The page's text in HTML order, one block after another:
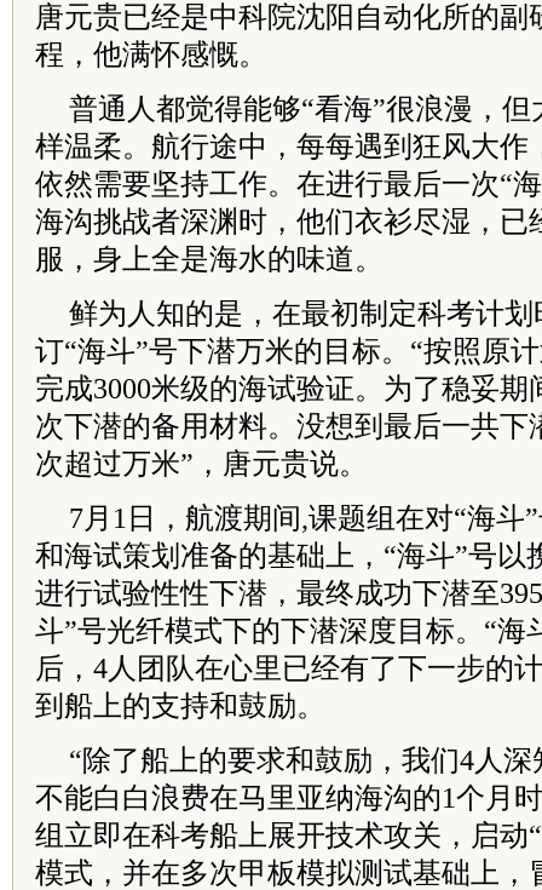
唐元贵已经是中科院沈阳自动化所的副
程，他满怀感慨。
普通人都觉得能够“看海”很浪漫，
样温柔。航行途中，每每遇到狂风大作
依然需要坚持工作。在进行最后一次“
海沟挑战者深渊时，他们衣衫尽湿，已
服，身上全是海水的味道。
鲜为人知的是，在最初制定科考计
订“海斗”号下潜万米的目标。“按照原
完成3000米级的海试验证。为了稳妥
次下潜的备用材料。没想到最后一共下
次超过万米”，唐元贵说。
7月1日，航渡期间,课题组在对“海斗
和海试策划准备的基础上，“海斗”号以
进行试验性性下潜，最终成功下潜至
斗”号光纤模式下的下潜深度目标。“海
后，4人团队在心里已经有了下一步的
到船上的支持和鼓励。
“除了船上的要求和鼓励，我们4人
不能白白浪费在马里亚纳海沟的1个月
组立即在科考船上展开技术攻关，启动
模式，并在多次甲板模拟测试基础上，